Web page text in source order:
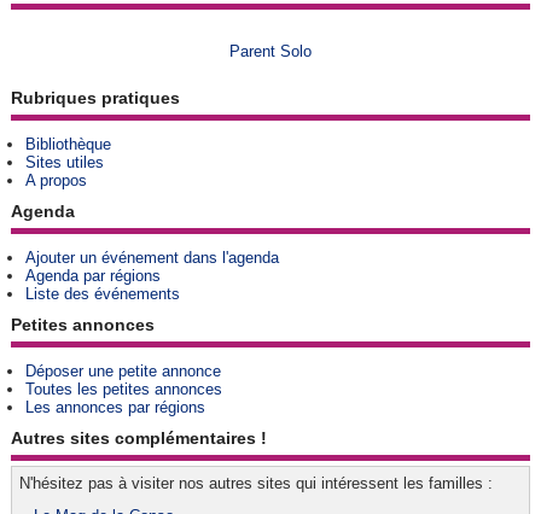
Parent Solo
Rubriques pratiques
Bibliothèque
Sites utiles
A propos
Agenda
Ajouter un événement dans l'agenda
Agenda par régions
Liste des événements
Petites annonces
Déposer une petite annonce
Toutes les petites annonces
Les annonces par régions
Autres sites complémentaires !
N'hésitez pas à visiter nos autres sites qui intéressent les familles :